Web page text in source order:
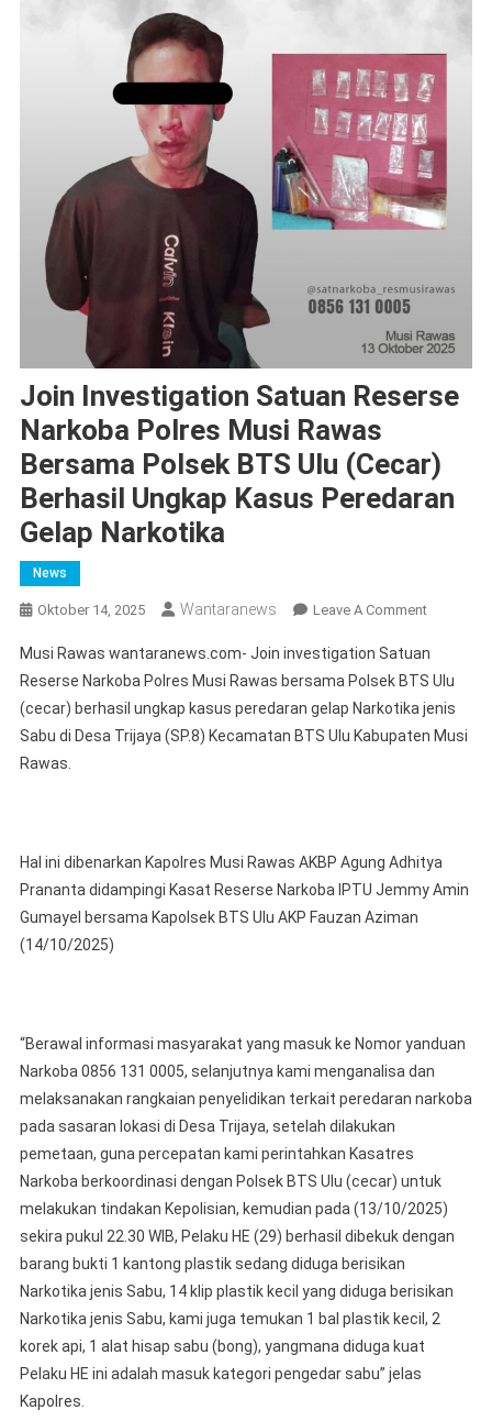
Join Investigation Satuan Reserse
Narkoba Polres Musi Rawas
Bersama Polsek BTS Ulu (cecar)
Berhasil Ungkap Kasus Peredaran
Gelap Narkotika
News
Oktober 14, 2025 Wantaranews Leave A CommentOn
Satuan
Reserse
Narkoba
Polsek
BTS
Peredaran
Gelap
Narkotika
Musi Rawas wantaranews.com- Join investigation Satuan
Reserse Narkoba Polres Musi Rawas bersama Polsek BTS Ulu
(cecar) berhasil ungkap kasus peredaran gelap Narkotika jenis
Sabu di Desa Trijaya (SP.8) Kecamatan BTS Ulu Kabupaten Musi
Rawas.
Hal ini dibenarkan Kapolres Musi Rawas AKBP Agung Adhitya
Prananta didampingi Kasat Reserse Narkoba IPTU Jemmy Amin
Gumayel bersama Kapolsek BTS Ulu AKP Fauzan Aziman
(14/10/2025)
“Berawal informasi masyarakat yang masuk ke Nomor yanduan
Narkoba 0856 131 0005, selanjutnya kami menganalisa dan
melaksanakan rangkaian penyelidikan terkait peredaran narkoba
pada sasaran lokasi di Desa Trijaya, setelah dilakukan
pemetaan, guna percepatan kami perintahkan Kasatres
Narkoba berkoordinasi dengan Polsek BTS Ulu (cecar) untuk
melakukan tindakan Kepolisian, kemudian pada (13/10/2025)
sekira pukul 22.30 WIB, Pelaku HE (29) berhasil dibekuk dengan
barang bukti 1 kantong plastik sedang diduga berisikan
Narkotika jenis Sabu, 14 klip plastik kecil yang diduga berisikan
Narkotika jenis Sabu, kami juga temukan 1 bal plastik kecil, 2
korek api, 1 alat hisap sabu (bong), yangmana diduga kuat
Pelaku HE ini adalah masuk kategori pengedar sabu” jelas
Kapolres.